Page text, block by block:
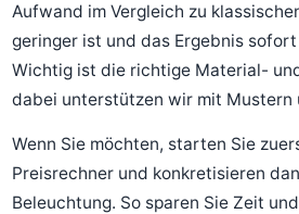
Aufwand im Vergleich zu
geringer ist und das Ergebnis
Wichtig ist die richtige Material-
dabei unterstützen wir mit Mustern
Wenn Sie möchten, starten Sie
Preisrechner und konkretisieren
Beleuchtung. So sparen Sie Zeit